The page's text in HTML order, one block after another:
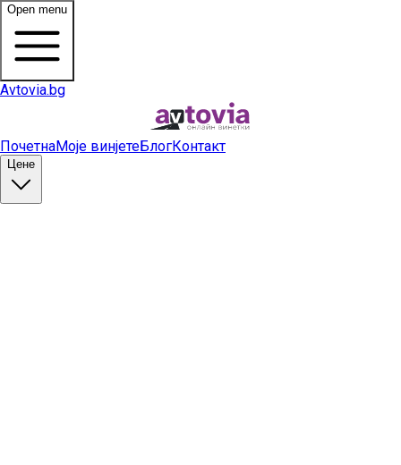
Open menu
Avtovia.bg
ПочетнаМоје винјетеБлогКонтакт
Цене